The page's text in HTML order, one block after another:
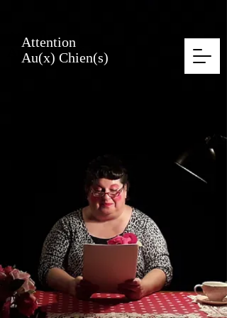
Attention
Au(x) Chien(s)
Attention
Au(x) Chien(s)